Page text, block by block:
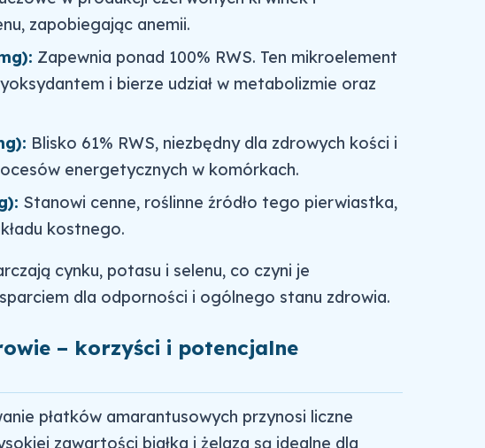
zapobiegając anemii.
Zapewnia ponad 100% RWS. Ten mikroelement
i bierze udział w metabolizmie oraz
Blisko 61% RWS, niezbędny dla zdrowych kości i
energetycznych w komórkach.
Stanowi cenne, roślinne źródło tego pierwiastka,
kostnego.
cynku, potasu i selenu, co czyni je
dla odporności i ogólnego stanu zdrowia.
– korzyści i potencjalne
płatków amarantusowych przynosi liczne
zawartości białka i żelaza są idealne dla